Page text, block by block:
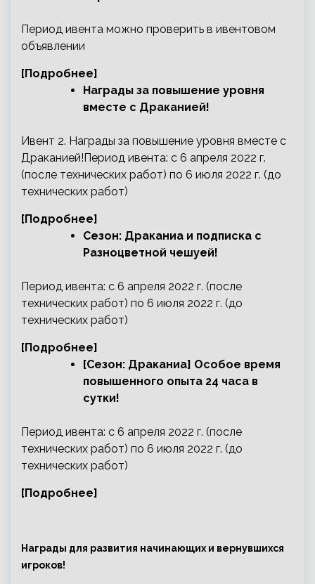
Период ивента можно проверить в ивентовом
объявлении
[Подробнее]
Награды за повышение уровня
вместе с Драканией!
Ивент 2. Награды за повышение уровня вместе с
Драканией!Период ивента: с 6 апреля 2022 г.
(после технических работ) по 6 июля 2022 г. (до
технических работ)
[Подробнее]
Сезон: Драканиа и подписка с
Разноцветной чешуей!
Период ивента: с 6 апреля 2022 г. (после
технических работ) по 6 июля 2022 г. (до
технических работ)
[Подробнее]
[Сезон: Драканиа] Особое время
повышенного опыта 24 часа в
сутки!
Период ивента: с 6 апреля 2022 г. (после
технических работ) по 6 июля 2022 г. (до
технических работ)
[Подробнее]
Награды для развития начинающих и вернувшихся
игроков!